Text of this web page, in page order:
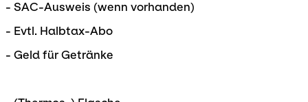
- SAC-Ausweis (wenn vorhanden)
- Evtl. Halbtax-Abo
- Geld für Getränke